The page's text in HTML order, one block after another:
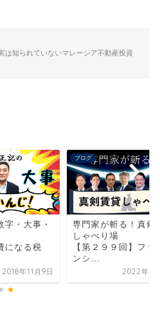
は知られていないマレーシア不動産投資
字・大事・
になる税
2018年11月9日
ブログ
専門家が斬る！真剣
しゃべり場
【第２９９回】ファ
ンシ...
2022年11